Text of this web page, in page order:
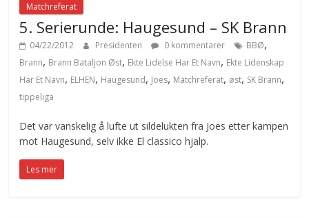
Matchreferat
5. Serierunde: Haugesund – SK Brann
04/22/2012 Presidenten 0 kommentarer BBØ,
Brann, Brann Bataljon Øst, Ekte Lidelse Har Et Navn, Ekte Lidenskap
Har Et Navn, ELHEN, Haugesund, Joes, Matchreferat, øst, SK Brann,
tippeliga
Det var vanskelig å lufte ut sildelukten fra Joes etter kampen
mot Haugesund, selv ikke El classico hjalp.
Les mer